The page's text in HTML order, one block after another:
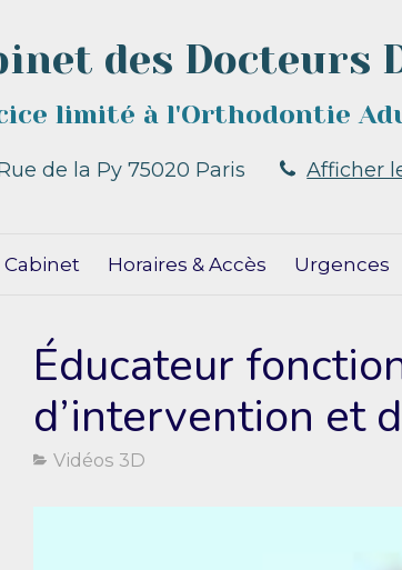
des Docteurs
limité à l'Orthodontie
de la Py 75020 Paris Afficher
Cabinet Horaires & Accès Urgences
Éducateur
d’intervention et
Vidéos 3D